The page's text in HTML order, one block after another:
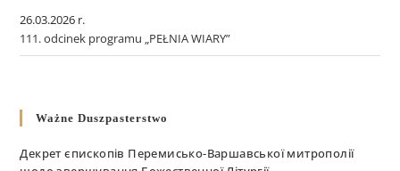
26.03.2026 r.
111. odcinek programu „PEŁNIA WIARY”
Ważne Duszpasterstwo
Декрет єпископів Перемисько-Варшавської митрополії